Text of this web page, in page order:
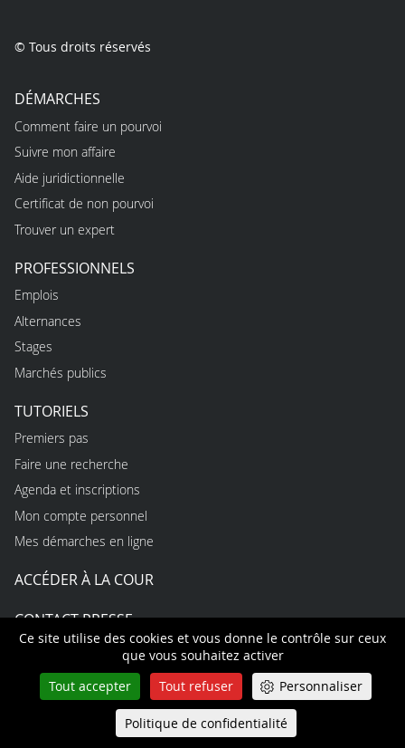
Ce site utilise des cookies et vous donne le contrôle sur ceux
que vous souhaitez activer
Tout accepter
Tout refuser Personnaliser
Politique de confidentialité
© Tous droits réservés
DÉMARCHES
Comment faire un pourvoi
Suivre mon affaire
Aide juridictionnelle
Certificat de non pourvoi
Trouver un expert
PROFESSIONNELS
Emplois
Alternances
Stages
Marchés publics
TUTORIELS
Premiers pas
Faire une recherche
Agenda et inscriptions
Mon compte personnel
Mes démarches en ligne
ACCÉDER À LA COUR
CONTACT PRESSE
Règles d’utilisation du site
Protection des données personnelles
Accessibilité non conforme
Queue-Fair